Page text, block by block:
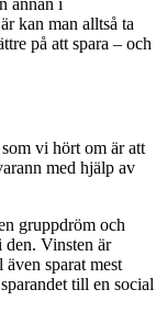
kan man alltså ta
på att spara – och
vi hört om är att
med hjälp av
gruppdröm och
den. Vinsten är
sparat mest
till en social